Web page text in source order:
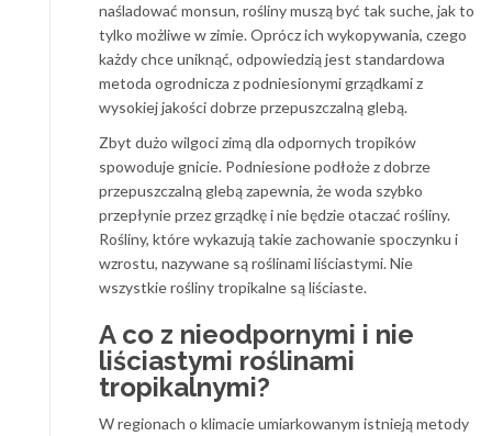
naśladować monsun, rośliny muszą być tak suche, jak to
tylko możliwe w zimie. Oprócz ich wykopywania, czego
każdy chce uniknąć, odpowiedzią jest standardowa
metoda ogrodnicza z podniesionymi grządkami z
wysokiej jakości dobrze przepuszczalną glebą.
Zbyt dużo wilgoci zimą dla odpornych tropików
spowoduje gnicie. Podniesione podłoże z dobrze
przepuszczalną glebą zapewnia, że ​​woda szybko
przepłynie przez grządkę i nie będzie otaczać rośliny.
Rośliny, które wykazują takie zachowanie spoczynku i
wzrostu, nazywane są roślinami liściastymi. Nie
wszystkie rośliny tropikalne są liściaste.
A co z nieodpornymi i nie
liściastymi roślinami
tropikalnymi?
W regionach o klimacie umiarkowanym istnieją metody